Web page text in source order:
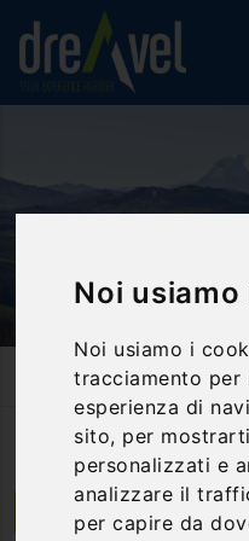
Noi
Noi usiamo i
tracciamento per
esperienza di
sito, per
personalizzati e
analizzare il
per capire da
Attività Ed Esperienze
Lungo Gli Antichi Confini
Cieco